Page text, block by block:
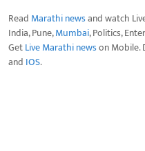
Read Marathi newsand watch
India, Pune,Mumbai, Politics,
GetLive Marathi newson Mobile.
and IOS.